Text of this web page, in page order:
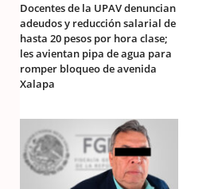
Docentes de la UPAV denuncian
adeudos y reducción salarial de
hasta 20 pesos por hora clase;
les avientan pipa de agua para
romper bloqueo de avenida
Xalapa